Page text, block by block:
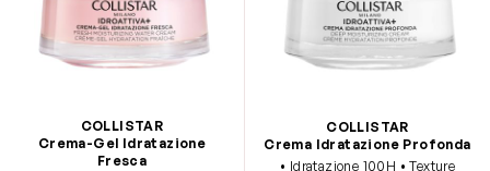
COLLISTAR
Crema-Gel Idratazione
Fresca
COLLISTAR
Crema Idratazione Profonda
• Idratazione 100H • Texture